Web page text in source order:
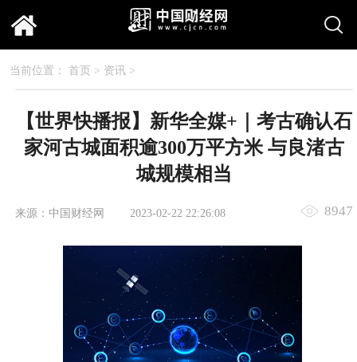
当前位置： 首页 > 资讯>
【世界快播报】新华全媒+｜考古确认石
家河古城面积逾300万平方米 与良渚古
城规模相当
来源：中国财经网 2023-02-22 22:26:08 8947